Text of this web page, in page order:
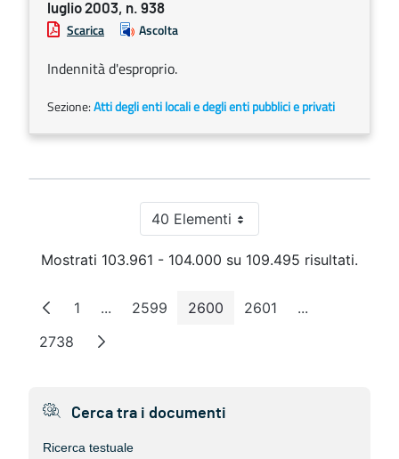
luglio 2003, n. 938
Scarica Ascolta
Indennità d'esproprio.
Sezione:Atti degli enti locali e degli enti pubblici e privati
40 ElementiPer pagina
Mostrati 103.961 - 104.000 su 109.495 risultati.
Pagina
1 ...Pagine intermedie
Pagina
2599 Pagina
2600 Pagina
2601 ...Pagine
Pagina
2738
Cerca tra i documenti
Ricerca testuale